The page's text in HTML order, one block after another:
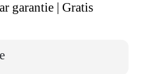
garantie | Gratis